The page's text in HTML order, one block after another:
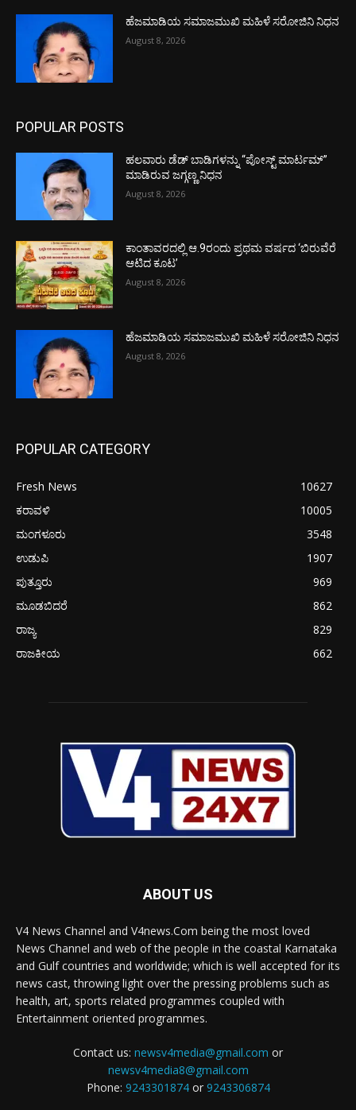
ಹೆಜಮಾಡಿಯ ಸಮಾಜಮುಖಿ ಮಹಿಳೆ ಸರೋಜಿನಿ ನಿಧನ
August 8, 2026
POPULAR POSTS
ಹಲವಾರು ಡೆಡ್ ಬಾಡಿಗಳನ್ನು “ಪೋಸ್ಟ್ ಮಾರ್ಟಮ್”
ಮಾಡಿರುವ ಜಗ್ಗಣ್ಣ ನಿಧನ
August 8, 2026
ಕಾಂತಾವರದಲ್ಲಿ ಆ.9ರಂದು ಪ್ರಥಮ ವರ್ಷದ ‘ಬಿರುವೆರೆ
ಆಟಿದ ಕೂಟ’
August 8, 2026
ಹೆಜಮಾಡಿಯ ಸಮಾಜಮುಖಿ ಮಹಿಳೆ ಸರೋಜಿನಿ ನಿಧನ
August 8, 2026
POPULAR CATEGORY
Fresh News
10627
ಕರಾವಳಿ
10005
ಮಂಗಳೂರು
3548
ಉಡುಪಿ
1907
ಪುತ್ತೂರು
969
ಮೂಡಬಿದರೆ
862
ರಾಜ್ಯ
829
ರಾಜಕೀಯ
662
ABOUT US
V4 News Channel and V4news.Com being the most loved
News Channel and web of the people in the coastal Karnataka
and Gulf countries and worldwide; which is well accepted for its
news cast, throwing light over the pressing problems such as
health, art, sports related programmes coupled with
Entertainment oriented programmes.
Contact us: newsv4media@gmail.com or
newsv4media8@gmail.com
Phone: 9243301874or 9243306874